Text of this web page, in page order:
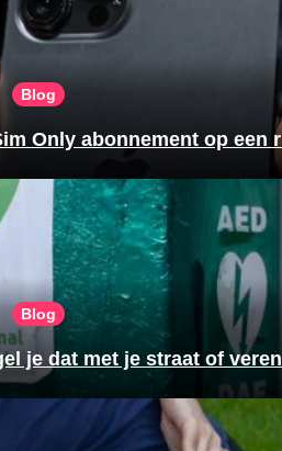
Blog
Only abonnement op een
Blog
je dat met je straat of